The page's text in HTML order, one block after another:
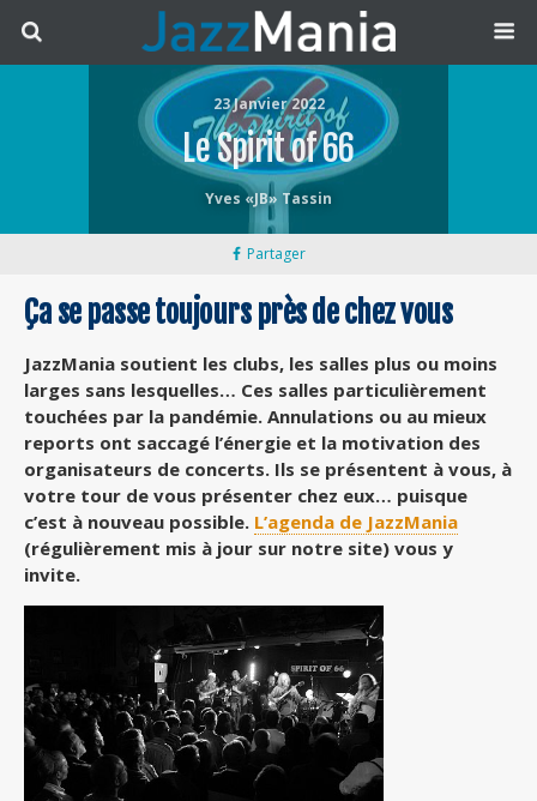
23 Janvier 2022
Le Spirit of 66
Yves «JB» Tassin
Partager
Ça se passe toujours près de chez vous
JazzMania soutient les clubs, les salles plus ou moins
larges sans lesquelles… Ces salles particulièrement
touchées par la pandémie. Annulations ou au mieux
reports ont saccagé l’énergie et la motivation des
organisateurs de concerts. Ils se présentent à vous, à
votre tour de vous présenter chez eux… puisque
c’est à nouveau possible. L’agenda de JazzMania
(régulièrement mis à jour sur notre site) vous y
invite.